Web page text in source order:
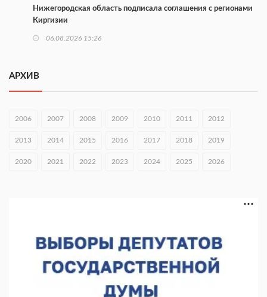
Нижегородская область подписала соглашения с регионами
Киргизии
06.08.2026 15:26
набережной прошел необычный забег
06.08.2026 15:25
Они закрыли наш гештальт
На повороте на Богородск ограничили скорость до 50 км/ч
06.08.2026 14:41
КХЛ + МХЛ. Острая конкуренция в нижегородском «Торпедо»
АРХИВ
2006 2007 2008 2009 2010 2011 2012
2013 2014 2015 2016 2017 2018 2019
2020 2021 2022 2023 2024 2025 2026